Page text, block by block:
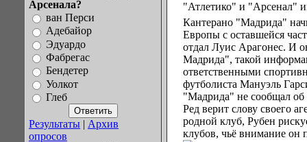
Арсенала?
ван Перси
Адебайор
Эдуардо
Фабрегас
Бендетер
Уолкот
Глеб
Результаты | Архив
опросов
"Атлетико" и "Арсенал"
Кантерано "Мадрида"
Европы с оставшейся
отдал Луис Арагонес. И
Мадрида", такой
ответственными
футболиста Мануэль
"Мадрида" не сообщал
Ред верит слову своего
родной клуб, Рубен
клубов, чьё внимание он